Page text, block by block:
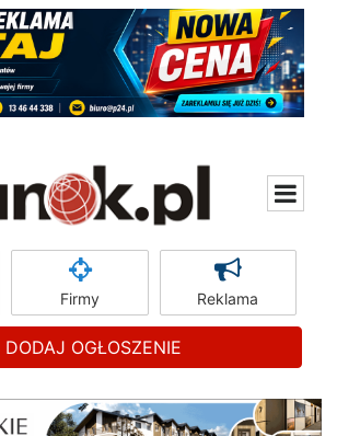
Firmy Reklama
DODAJ OGŁOSZENIE